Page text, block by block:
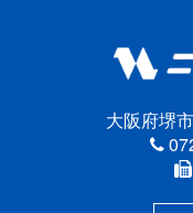
大阪府堺